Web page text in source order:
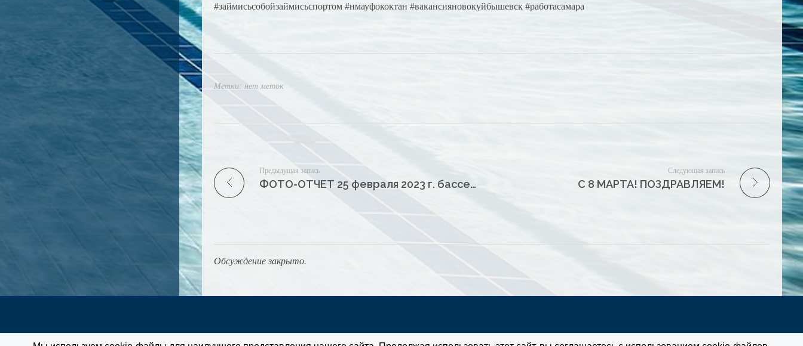
#займисьсобойзаймисьспортом #нмауфококтан #вакансияновокуйбышевск #работасамара
Метки: нет меток
Предыдущая запись
ФОТО-ОТЧЕТ 25 февраля 2023 г. бассейн «Дельфин»
Следующая запись
С 8 МАРТА! ПОЗДРАВЛЯЕМ!
Обсуждение закрыто.